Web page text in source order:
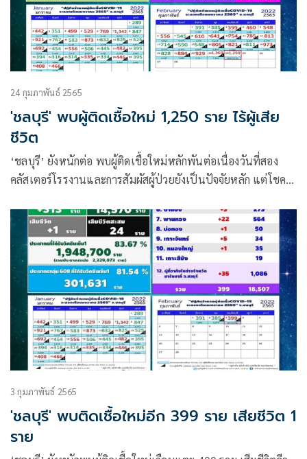
24 กุมภาพันธ์ 2565
'ชลบุรี' พบผู้ติดเชื้อใหม่ 1,250 ราย ไร้ผู้เสีย
ชีวิต
‘ชลบุรี’ ยังหนักต่อ พบผู้ติดเชื้อใหม่หลักพันต่อเนื่องวันที่สอง
คลัสเตอร์โรรงานและการสัมผัสผู้ป่วยยังเป็นปัจจัยหลัก แต่โชคดี
3 กุมภาพันธ์ 2565
'ชลบุรี' พบติดเชื้อใหม่อีก 399 ราย เสียชีวิต 1
ราย